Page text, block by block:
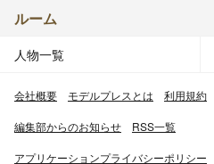
ルーム
人物一覧
会社概要 モデルプレスとは 利用規約
編集部からのお知らせ RSS一覧
アプリケーションプライバシーポリシー